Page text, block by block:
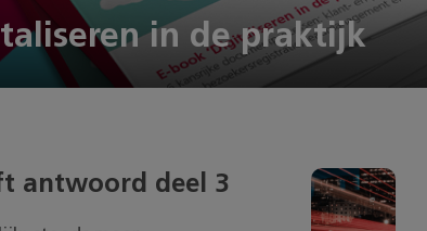
in de praktijk
antwoord deel 3